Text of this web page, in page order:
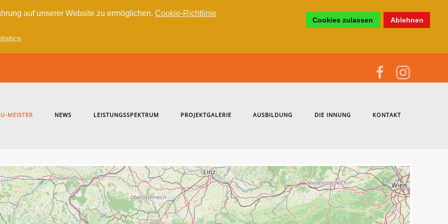
auf unserer Website zu ermöglichen. Cookie-Richtlinie
Cookies zulassen Ablehnen
MEISTER NEWS LEISTUNGSSPEKTRUM PROJEKTGALERIE AUSBILDUNG DIE INNUNG KONTAKT